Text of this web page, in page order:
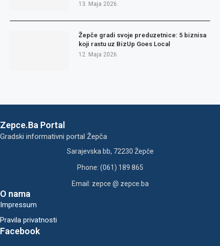
13. Maja 2026.
Žepče gradi svoje preduzetnice: 5 biznisa
koji rastu uz BizUp Goes Local
12. Maja 2026.
Zepce.Ba Portal
Gradski informativni portal Žepča
Sarajevska bb, 72230 Žepče
Phone: (061) 189 865
Email: zepce @ zepce.ba
O nama
Impressum
Pravila privatnosti
Facebook